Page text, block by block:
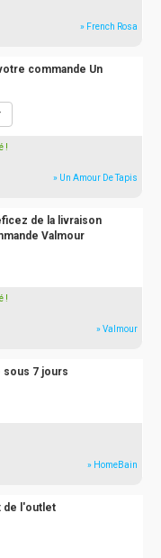
» French Rosa
commande Un
!
» Un Amour De Tapis
de la livraison
Valmour
!
» Valmour
sous 7 jours
» HomeBain
de l'outlet